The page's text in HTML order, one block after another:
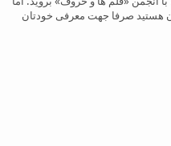
آن هستید صرفا جهت معرفی خودتان